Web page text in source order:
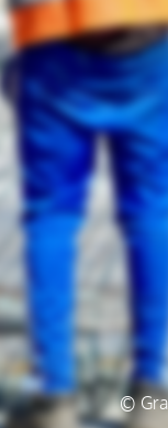
©